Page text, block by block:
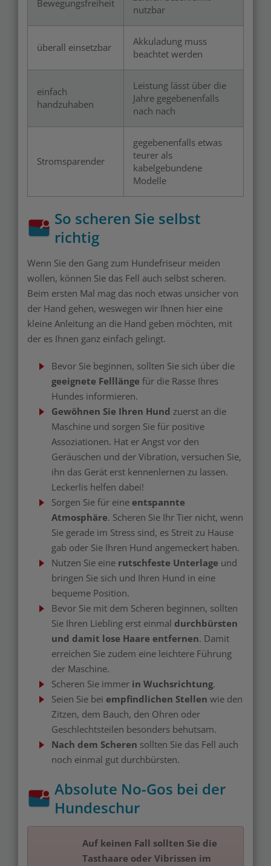
Bewegungsfreiheit
nutzbar
überall einsetzbar
Akkuladung muss
beachtet werden
einfach
handzuhaben
Leistung lässt über die
Jahre gegebenenfalls
nach nach
Stromsparender
gegebenenfalls etwas
teurer als
kabelgebundene
Modelle
So scheren Sie selbst
richtig
Wenn Sie den Gang zum Hundefriseur meiden
wollen, können Sie das Fell auch selbst scheren.
Beim ersten Mal mag das noch etwas unsicher von
der Hand gehen, weswegen wir Ihnen hier eine
kleine Anleitung an die Hand geben möchten, mit
der es Ihnen ganz einfach gelingt.
Bevor Sie beginnen, sollten Sie sich über die
geeignete Felllänge für die Rasse Ihres
Hundes informieren.
Gewöhnen Sie Ihren Hund zuerst an die
Maschine und sorgen Sie für positive
Assoziationen. Hat er Angst vor den
Geräuschen und der Vibration, versuchen Sie,
ihn das Gerät erst kennenlernen zu lassen.
Leckerlis helfen dabei!
Sorgen Sie für eine entspannte
Atmosphäre. Scheren Sie Ihr Tier nicht, wenn
Sie gerade im Stress sind, es Streit zu Hause
gab oder Sie Ihren Hund angemeckert haben.
Nutzen Sie eine rutschfeste Unterlage und
bringen Sie sich und Ihren Hund in eine
bequeme Position.
Bevor Sie mit dem Scheren beginnen, sollten
Sie Ihren Liebling erst einmal durchbürsten
und damit lose Haare entfernen. Damit
erreichen Sie zudem eine leichtere Führung
der Maschine.
Scheren Sie immer in Wuchsrichtung.
Seien Sie bei empfindlichen Stellen wie den
Zitzen, dem Bauch, den Ohren oder
Geschlechtsteilen besonders behutsam.
Nach dem Scheren sollten Sie das Fell auch
noch einmal gut durchbürsten.
Absolute No-Gos bei der
Hundeschur
Auf keinen Fall sollten Sie die
Tasthaare oder Vibrissen im